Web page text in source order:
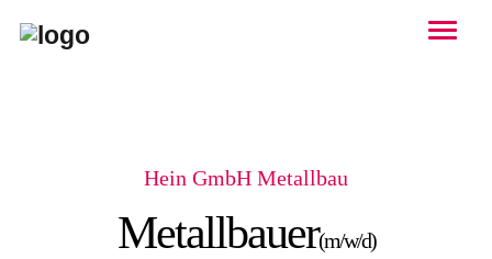
Hein GmbH Metallbau
Metallbauer(m/w/d)